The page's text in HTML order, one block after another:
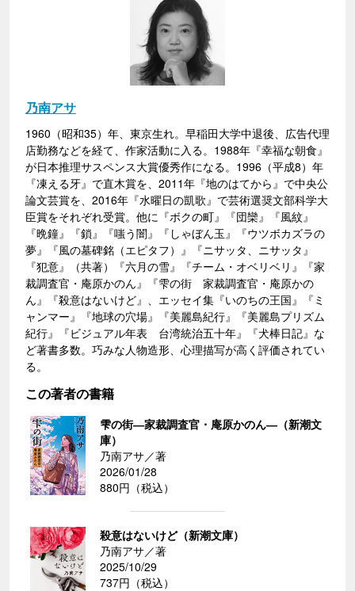
乃南アサ
1960（昭和35）年、東京生れ。早稲田大学中退後、広告代理
店勤務などを経て、作家活動に入る。1988年『幸福な朝食』
が日本推理サスペンス大賞優秀作になる。1996（平成8）年
『凍える牙』で直木賞を、2011年『地のはてから』で中央公
論文芸賞を、2016年『水曜日の凱歌』で芸術選奨文部科学大
臣賞をそれぞれ受賞。他に『ボクの町』『団欒』『風紋』
『晩鐘』『鎖』『嗤う闇』『しゃぼん玉』『ウツボカズラの
夢』『風の墓碑銘（エピタフ）』『ニサッタ、ニサッタ』
『犯意』（共著）『六月の雪』『チーム・オベリベリ』『家
裁調査官・庵原かのん』『雫の街 家裁調査官・庵原かの
ん』『殺意はないけど』、エッセイ集『いのちの王国』『ミ
ャンマー』『地球の穴場』『美麗島紀行』『美麗島プリズム
紀行』『ビジュアル年表 台湾統治五十年』『犬棒日記』な
ど著書多数。巧みな人物造形、心理描写が高く評価されてい
る。
この著者の書籍
雫の街―家裁調査官・庵原かのん―（新潮文
庫）
乃南アサ／著
2026/01/28
880円（税込）
殺意はないけど（新潮文庫）
乃南アサ／著
2025/10/29
737円（税込）